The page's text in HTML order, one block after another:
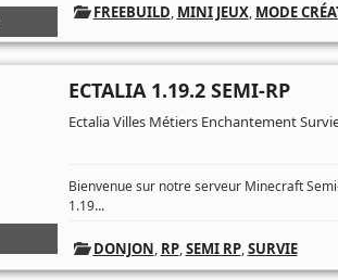
FREEBUILD, MINI JEUX, MODE
ECTALIA 1.19.2 SEMI-RP
Ectalia Villes Métiers Enchantement
Bienvenue sur notre serveur Minecraft
1.19...
DONJON, RP,SEMI RP,SURVIE